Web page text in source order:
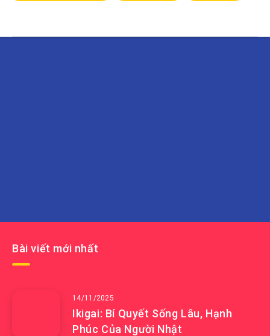
Bài viết mới nhất
14/11/2025
Ikigai: Bí Quyết Sống Lâu, Hạnh
Phúc Của Người Nhật